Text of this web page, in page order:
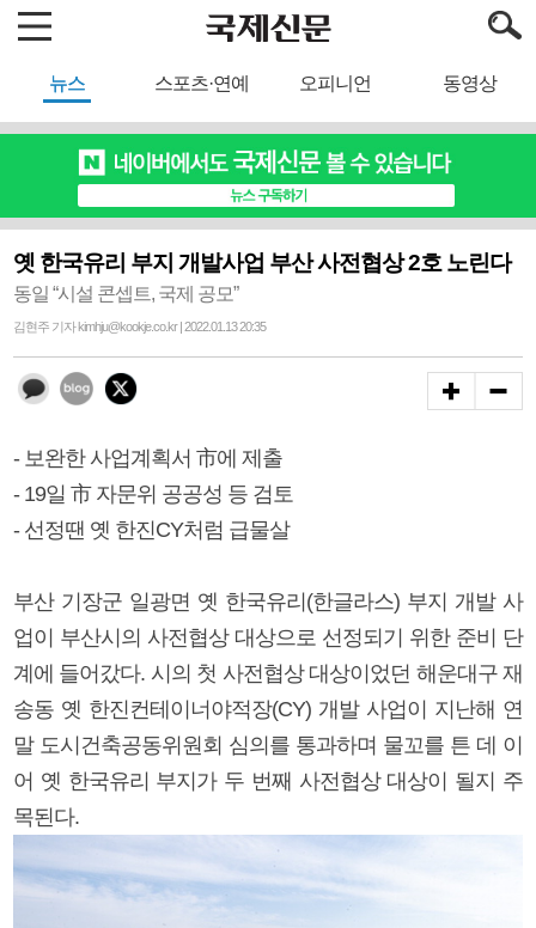
뉴스 스포츠·연예 오피니언 동영상
옛 한국유리 부지 개발사업 부산 사전협상 2호 노린다
동일 “시설 콘셉트, 국제 공모”
김현주 기자 kimhju@kookje.co.kr | 2022.01.13 20:35
- 보완한 사업계획서 市에 제출
- 19일 市 자문위 공공성 등 검토
- 선정땐 옛 한진CY처럼 급물살
부산 기장군 일광면 옛 한국유리(한글라스) 부지 개발 사
업이 부산시의 사전협상 대상으로 선정되기 위한 준비 단
계에 들어갔다. 시의 첫 사전협상 대상이었던 해운대구 재
송동 옛 한진컨테이너야적장(CY) 개발 사업이 지난해 연
말 도시건축공동위원회 심의를 통과하며 물꼬를 튼 데 이
어 옛 한국유리 부지가 두 번째 사전협상 대상이 될지 주
목된다.